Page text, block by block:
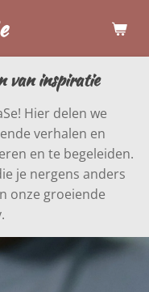
van inspiratie
Hier delen we
verhalen en
en te begeleiden.
je nergens anders
onze groeiende